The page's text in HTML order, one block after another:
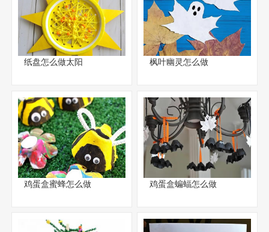
纸盘怎么做太阳 枫叶幽灵怎么做
鸡蛋盒蜜蜂怎么做 鸡蛋盒蝙蝠怎么做